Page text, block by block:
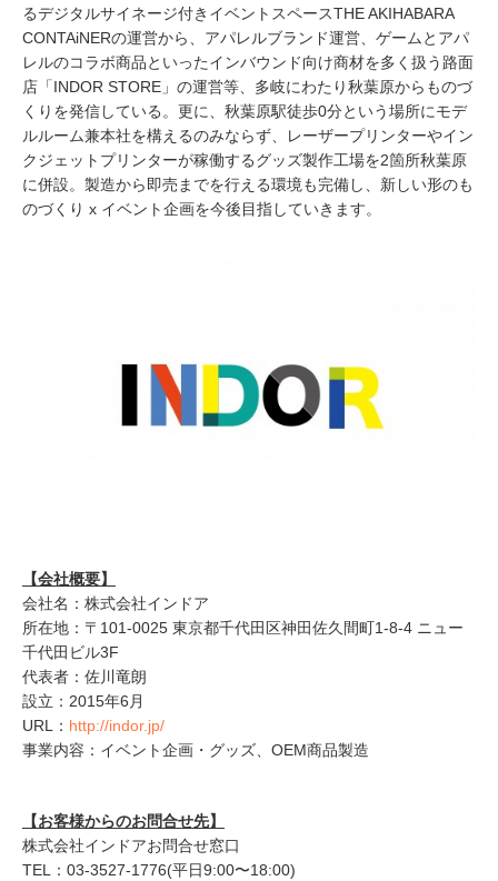
るデジタルサイネージ付きイベントスペースTHE AKIHABARA
CONTAiNERの運営から、アパレルブランド運営、ゲームとアパ
レルのコラボ商品といったインバウンド向け商材を多く扱う路面
店「INDOR STORE」の運営等、多岐にわたり秋葉原からものづ
くりを発信している。更に、秋葉原駅徒歩0分という場所にモデ
ルルーム兼本社を構えるのみならず、レーザープリンターやイン
クジェットプリンターが稼働するグッズ製作工場を2箇所秋葉原
に併設。製造から即売までを行える環境も完備し、新しい形のも
のづくり x イベント企画を今後目指していきます。
【会社概要】
会社名：株式会社インドア
所在地：〒101-0025 東京都千代田区神田佐久間町1-8-4 ニュー
千代田ビル3F
代表者：佐川竜朗
設立：2015年6月
URL： http://indor.jp/
事業内容：イベント企画・グッズ、OEM商品製造
【お客様からのお問合せ先】
株式会社インドアお問合せ窓口
TEL：03-3527-1776(平日9:00〜18:00)